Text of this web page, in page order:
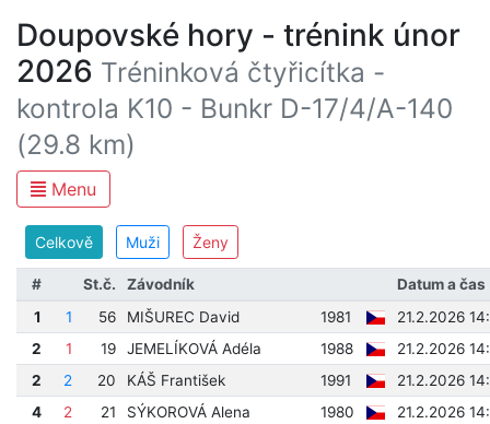
Doupovské hory - trénink únor
2026 Tréninková čtyřicítka -
kontrola K10 - Bunkr D-17/4/A-140
(29.8 km)
Menu
Celkově Muži Ženy
# St.č. Závodník
Datum a čas
1
1 56 MIŠUREC David 1981
21.2.2026
2
1 19 JEMELÍKOVÁ Adéla 1988
21.2.2026
2
2 20 KÁŠ František 1991
21.2.2026
4
2 21 SÝKOROVÁ Alena 1980
21.2.2026